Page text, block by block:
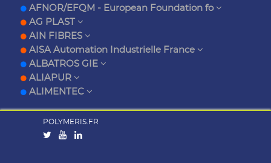
AFNOR/EFQM - European Foundation fo
AG PLAST
AIN FIBRES
AISA Automation Industrielle France
ALBATROS GIE
ALIAPUR
ALIMENTEC
POLYMERIS.FR